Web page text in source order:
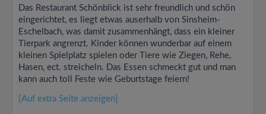
Das Restaurant Schönblick ist sehr freundlich und schön
eingerichtet, es liegt etwas auserhalb von Sinsheim-
Eschelbach, was damit zusammenhängt, dass ein kleiner
Tierpark angrenzt. Kinder können wunderbar auf einem
kleinen Spielplatz spielen oder Tiere wie Ziegen, Rehe,
Hasen, ect. streicheln. Das Essen schmeckt gut und man
kann auch toll Feste wie Geburtstage feiern!
[Auf extra Seite anzeigen]